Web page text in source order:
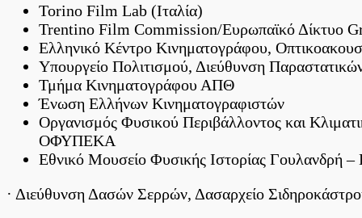
Torino Film Lab (Ιταλία)
Trentino Film Commission/Ευρωπαϊκό Δίκτυο
Ελληνικό Κέντρο Κινηματογράφου,
Υπουργείο Πολιτισμού, Διεύθυνση
Τμήμα Κινηματογράφου ΑΠΘ
Ένωση Ελλήνων Κινηματογραφιστών
Οργανισμός Φυσικού Περιβάλλοντος και
ΟΦΥΠΕΚΑ
Εθνικό Μουσείο Φυσικής Ιστορίας
· Διεύθυνση Δασών Σερρών, Δασαρχείο